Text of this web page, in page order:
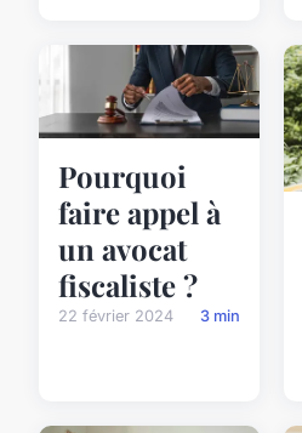
Pourquoi
faire appel à
un avocat
fiscaliste ?
22 février 2024 3 min